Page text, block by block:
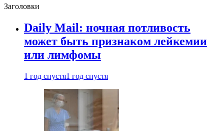
Заголовки
Daily Mail: ночная потливость
может быть признаком лейкемии
или лимфомы
1 год спустя1 год спустя